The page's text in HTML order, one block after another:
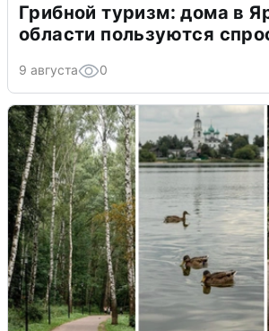
Грибной туризм: дома в
области пользуются
9 августа 0